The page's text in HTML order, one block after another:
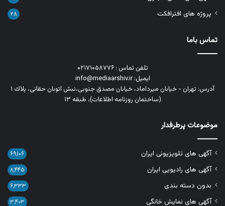
پروژه های افترافکت ۲۸
تماس باما
تلفن تماس : ۰۲۱۷۱۰۵۸۷۷۶
ایمیل: info@mediaarshiv.ir
آدرس: تهران - خیابان میرداماد، خیابان مصدق جنوبی،نبش اتوبان حقانی، پلاك ١
(ساختمان روزنامه اطلاعات)، طبقه ۱۳
موضوعات پرطرفدار
آگهی های تلویزیونی ایران ۶۹,۱۰۶
آگهی های رادیویی ایران ۸,۴۴۵
بدون دسته بندی ۶,۳۳۳
آگهی های نمایش خانگی ۳,۴۰۳